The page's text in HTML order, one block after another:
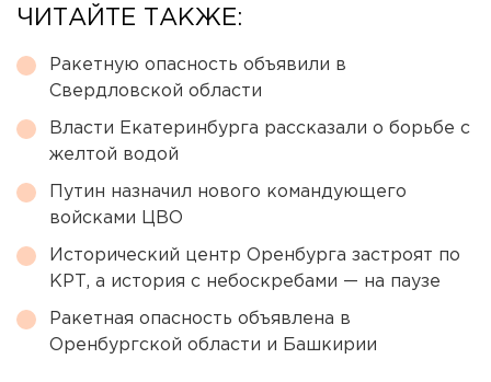
ЧИТАЙТЕ ТАКЖЕ:
Ракетную опасность объявили в
Свердловской области
Власти Екатеринбурга рассказали о борьбе с
желтой водой
Путин назначил нового командующего
войсками ЦВО
Исторический центр Оренбурга застроят по
КРТ, а история с небоскребами — на паузе
Ракетная опасность объявлена в
Оренбургской области и Башкирии